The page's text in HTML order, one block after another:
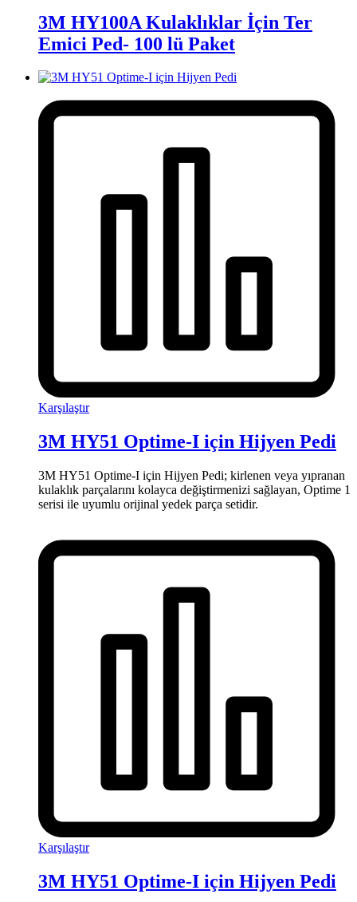
3M HY100A Kulaklıklar İçin Ter
Emici Ped- 100 lü Paket
Karşılaştır
3M HY51 Optime-I için Hijyen Pedi
3M HY51 Optime-I için Hijyen Pedi; kirlenen veya yıpranan
kulaklık parçalarını kolayca değiştirmenizi sağlayan, Optime 1
serisi ile uyumlu orijinal yedek parça setidir.
Karşılaştır
3M HY51 Optime-I için Hijyen Pedi